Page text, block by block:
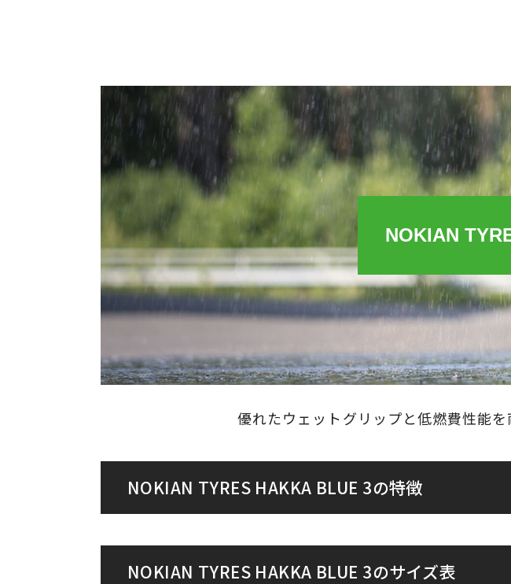
NOKIAN
優れたウェットグリップと低燃費性能
NOKIAN TYRES HAKKA BLUE 3の特徴
NOKIAN TYRES HAKKA BLUE 3のサイズ表